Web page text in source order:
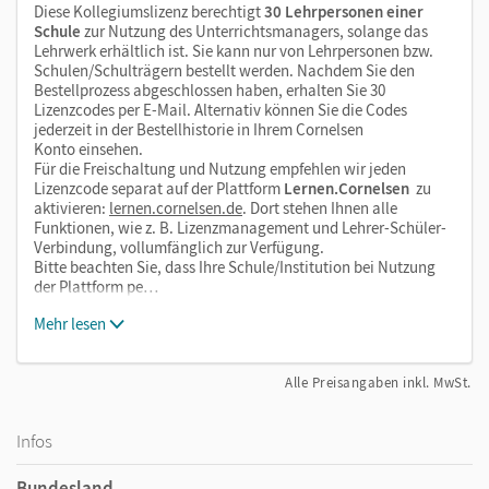
Ihnen alle Inhaltsupdates in der Onlineversion des
Unterrichtsmanagers automatisch zur Verfügung stehen
und Sie über verfügbare Updates direkt im Produkt
informiert werden. Bitte denken Sie bei Offline-Nutzung
daran, die Materialien zusätzlich herunterzuladen.
Nach Abschluss aller Updates enthält der
vollständige Unterrichtsmanager:
E-Book des Schulbuchs
seitengenaue Materialanordnung
Seiten des Kommentierten Schulbuchs, Arbeitshefts,
Förder- und Forderhefts zur Ansicht
Kopiervorlagen in drei Stufen, jeweils eine Datei zu
jeder Schwierigkeitsstufe
Diese Kollegiumslizenz berechtigt30 Lehrpersonen einer
Schule zur Nutzung des Unterrichtsmanagers, solange das
Lehrwerk erhältlich ist. Sie kann nur von Lehrpersonen bzw.
Schulen/Schulträgern bestellt werden. Nachdem Sie den
Bestellprozess abgeschlossen haben, erhalten Sie 30
Lizenzcodes per E-Mail. Alternativ können Sie die Codes
jederzeit in der Bestellhistorie in Ihrem Cornelsen
Konto einsehen.
Für die Freischaltung und Nutzung empfehlen wir jeden
Lizenzcode separat auf der Plattform Lernen.Cornelsen zu
aktivieren: lernen.cornelsen.de. Dort stehen Ihnen alle
Funktionen, wie z. B. Lizenzmanagement und Lehrer-Schüler-
Verbindung, vollumfänglich zur Verfügung.
Bitte beachten Sie, dass Ihre Schule/Institution bei Nutzung
der Plattform pe…
Mehr lesen
Alle Preisangaben inkl. MwSt.
Infos